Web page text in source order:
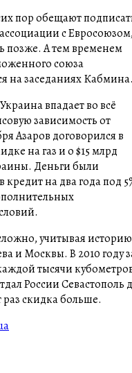
пор обещают
с Евросоюзом,
позже. А тем временем
союза
на заседаниях Кабмина.
впадает во всё
зависимость от
Азаров договорился в
на газ и о $15 млрд
Деньги были
кредит на два года под
учитывая историю
и Москвы. В 2010 году
тысячи
России Севастополь
раз скидка больше.